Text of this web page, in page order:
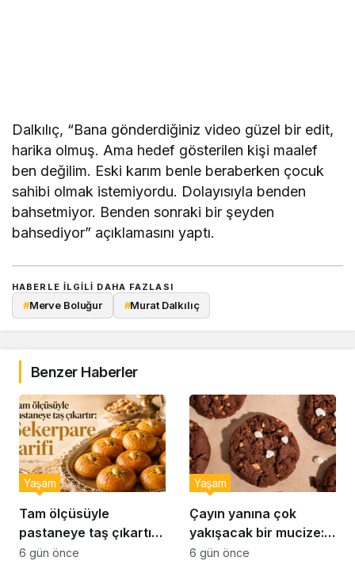
Dalkılıç, “Bana gönderdiğiniz video güzel bir edit,
harika olmuş. Ama hedef gösterilen kişi maalef
ben değilim. Eski karım benle beraberken çocuk
sahibi olmak istemiyordu. Dolayısıyla benden
bahsetmiyor. Benden sonraki bir şeyden
bahsediyor” açıklamasını yaptı.
HABERLE ILGILI DAHA FAZLASI
#Merve Boluğur #Murat Dalkılıç
Benzer Haberler
Tam ölçüsüyle
pastaneye taş çıkartır:
Şekerpare tarifi
Yaşam
6 gün önce
Çayın yanına çok
yakışacak bir mucize:
Brownie tadında ıslak
Yaşam
6 gün önce